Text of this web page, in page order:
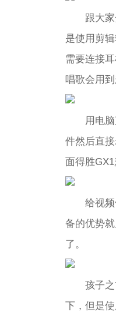
跟大
是使用剪
需要连接
唱歌会用
用电
件然后直
面得胜
给视
备的优势
了。
孩子
下，但是